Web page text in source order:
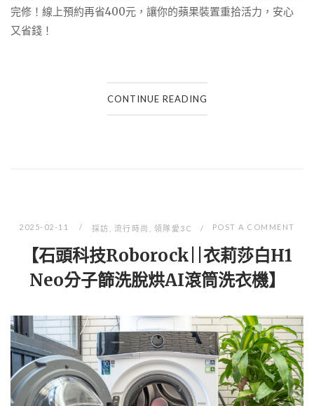
完修！線上預約再省400元，讓你的蘋果裝置重拾活力，安心
又省錢！
CONTINUE READING
2025-02-11 採訪 流行時尚 領隊愛3C POST A COMMENT
【石頭科技Roborock||衣莉莎白H1
Neo分子篩洗脫烘AI滾筒洗衣機】